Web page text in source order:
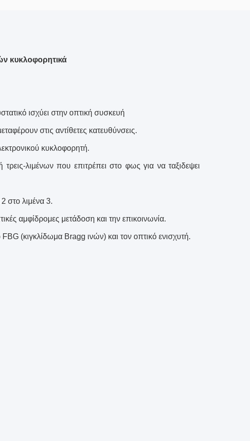
κυκλοφορητικά
ισχύει στην οπτική συσκευή
στις αντίθετες κατευθύνσεις.
κυκλοφορητή.
λιμένων που επιτρέπει στο φως για να ταξιδεψει
στο λιμένα 3.
αμφίδρομες μετάδοση και την επικοινωνία.
FBG (κιγκλίδωμα Bragg ινών) και τον οπτικό ενισχυτή.